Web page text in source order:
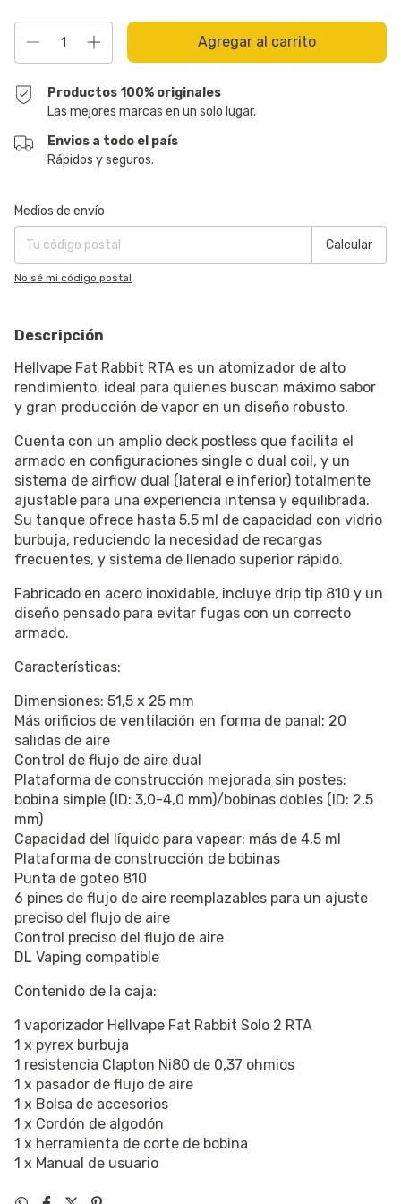
Productos 100% originales
Las mejores marcas en un solo lugar.
Envios a todo el país
Rápidos y seguros.
Entregas para el CP:
Medios de envío
Calcular
No sé mi código postal
Descripción
Hellvape Fat Rabbit RTA es un atomizador de alto
rendimiento, ideal para quienes buscan máximo sabor
y gran producción de vapor en un diseño robusto.
Cuenta con un amplio deck postless que facilita el
armado en configuraciones single o dual coil, y un
sistema de airflow dual (lateral e inferior) totalmente
ajustable para una experiencia intensa y equilibrada.
Su tanque ofrece hasta 5.5 ml de capacidad con vidrio
burbuja, reduciendo la necesidad de recargas
frecuentes, y sistema de llenado superior rápido.
Fabricado en acero inoxidable, incluye drip tip 810 y un
diseño pensado para evitar fugas con un correcto
armado.
Características:
Dimensiones: 51,5 x 25 mm
Más orificios de ventilación en forma de panal: 20
salidas de aire
Control de flujo de aire dual
Plataforma de construcción mejorada sin postes:
bobina simple (ID: 3,0-4,0 mm)/bobinas dobles (ID: 2,5
mm)
Capacidad del líquido para vapear: más de 4,5 ml
Plataforma de construcción de bobinas
Punta de goteo 810
6 pines de flujo de aire reemplazables para un ajuste
preciso del flujo de aire
Control preciso del flujo de aire
DL Vaping compatible
Contenido de la caja:
1 vaporizador Hellvape Fat Rabbit Solo 2 RTA
1 x pyrex burbuja
1 resistencia Clapton Ni80 de 0,37 ohmios
1 x pasador de flujo de aire
1 x Bolsa de accesorios
1 x Cordón de algodón
1 x herramienta de corte de bobina
1 x Manual de usuario